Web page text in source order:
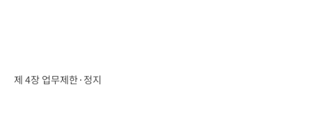
제 4장 업무제한·정지